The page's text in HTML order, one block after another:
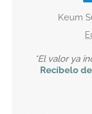
Keum
*El valor ya
Recíbelo